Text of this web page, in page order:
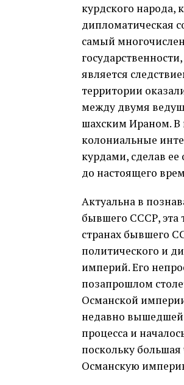
курдского народа,
дипломатическая
самый
является
территории
между двумя
шахским Ираном. В
колониальные
курдами, сделав
до настоящего
Актуальна в
бывшего СССР, эта
странах бывшего
политического и
империй. Его
позапрошлом
Османской
недавно вышедшей
процесса и
поскольку
Османскую